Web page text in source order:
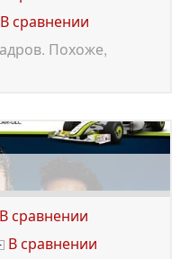
В сравнении
Похоже,
В сравнении
В сравнении